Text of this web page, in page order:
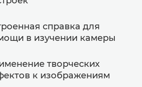
справка для
в изучении камеры
творческих
к изображениям